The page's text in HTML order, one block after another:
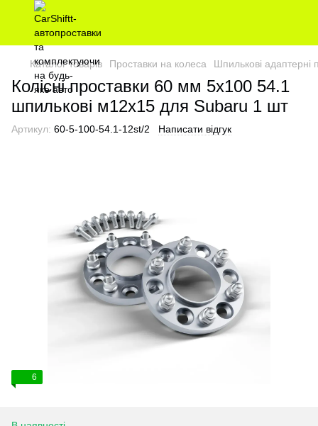
Каталог товарів Проставки на колеса Шпилькові адаптерні
Колісні проставки 60 мм 5х100 54.1
шпилькові м12х15 для Subaru 1 шт
Артикул: 60-5-100-54.1-12st/2 Написати відгук
6